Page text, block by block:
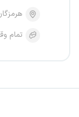
تمام